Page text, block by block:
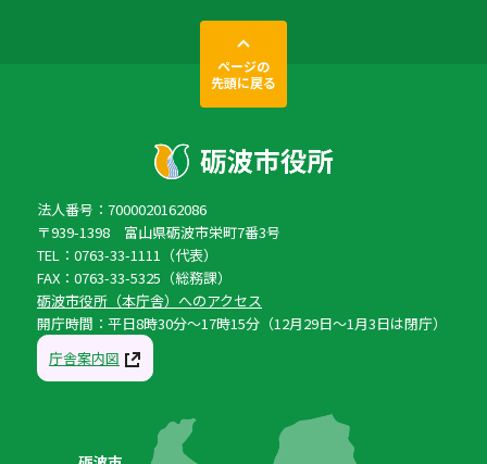
ページの
先頭に戻る
法人番号：7000020162086
〒939-1398 富山県砺波市栄町7番3号
TEL：0763-33-1111（代表）
FAX：0763-33-5325（総務課）
砺波市役所（本庁舎）へのアクセス
開庁時間：平日8時30分〜17時15分（12月29日〜1月3日は閉庁）
庁舎案内図